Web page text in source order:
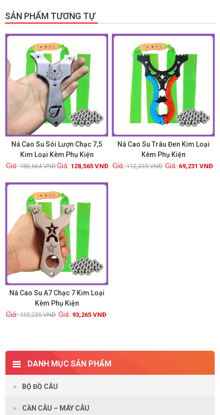
SẢN PHẨM TƯƠNG TỰ
GIẢM GIÁ!
Ná Cao Su Sói Lượn Chạc 7,5
Kim Loại Kèm Phụ Kiện
183,664VNĐ 128,565 VNĐ
GIẢM GIÁ!
Ná Cao Su Trâu Đen Kim Loại
Kèm Phụ Kiện
112,335VNĐ 69,231VNĐ
GIẢM GIÁ!
Ná Cao Su A7 Chạc 7 Kim Loại
Kèm Phụ Kiện
133,235VNĐ 93,265VNĐ
DANH MỤC SẢN PHẨM
BỘ ĐỒ CÂU
CẦN CÂU – MÁY CÂU